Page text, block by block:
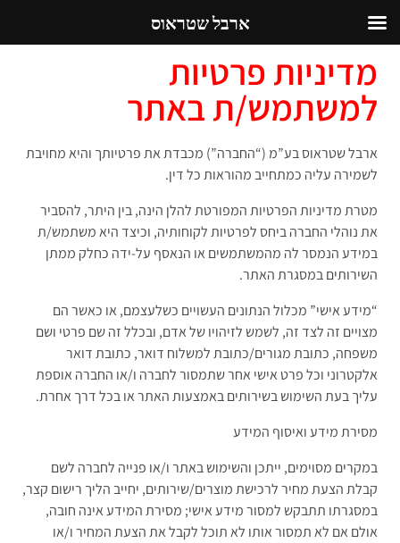
מדיניות פרטיות
למשתמש/ת באתר
ארבל שטראוס בע”מ (“החברה”) מכבדת את פרטיותך והיא מחויבת
לשמירה עליה כמתחייב מהוראות כל דין.
מטרת מדיניות הפרטיות המפורטת להלן הינה, בין היתר, להסביר
את נוהלי החברה ביחס לפרטיות לקוחותיה, וכיצד היא משתמש/ת
במידע הנמסר לה מהמשתמשים או הנאסף על-ידה כחלק ממתן
השירותים במסגרת האתר.
“מידע אישי” מכלול הנתונים העשויים כשלעצמם, או כאשר הם
מצויים זה לצד זה, לשמש לזיהויו של אדם, ובכלל זה שם פרטי ושם
משפחה, כתובת מגורים/כתובת למשלוח דואר, כתובת דואר
אלקטרוני וכל פרט אישי אחר שתמסור לחברה ו/או החברה אוספת
עליך בעת השימוש בשירותים באמצעות האתר או בכל דרך אחרת.
מסירת מידע ואיסוף המידע
במקרים מסוימים, ייתכן והשימוש באתר ו/או פנייה לחברה לשם
קבלת הצעת מחיר לרכישת מוצרים/שירותים, יחייב הליך רישום קצר,
במסגרתו תתבקש למסור מידע אישי; מסירת המידע אינה חובה,
אולם אם לא תמסור אותו לא תוכל לקבל את הצעת המחיר ו/או
ארבל שטראוס